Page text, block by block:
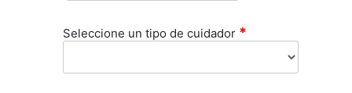
Seleccione un tipo de cuidador *